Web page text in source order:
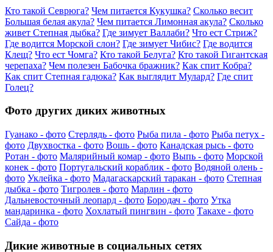
Кто такой Севрюга? Чем питается Кукушка? Сколько весит
Большая белая акула? Чем питается Лимонная акула? Сколько
живет Степная дыбка? Где зимует Валлаби? Что ест Стриж?
Где водится Морской слон? Где зимует Чибис? Где водится
Клещ? Что ест Чомга? Кто такой Белуга? Кто такой Гигантская
черепаха? Чем полезен Бабочка бражник? Как спит Кобра?
Как спит Степная гадюка? Как выглядит Мулард? Где спит
Голец?
Фото других диких животных
Гуанако - фото Стерлядь - фото Рыба пила - фото Рыба петух -
фото Двухвостка - фото Вошь - фото Канадская рысь - фото
Ротан - фото Малярийный комар - фото Выпь - фото Морской
конек - фото Португальский кораблик - фото Водяной олень -
фото Уклейка - фото Мадагаскарский таракан - фото Степная
дыбка - фото Тигролев - фото Марлин - фото
Дальневосточный леопард - фото Бородач - фото Утка
мандаринка - фото Хохлатый пингвин - фото Такахе - фото
Сайда - фото
Дикие животные в социальных сетях